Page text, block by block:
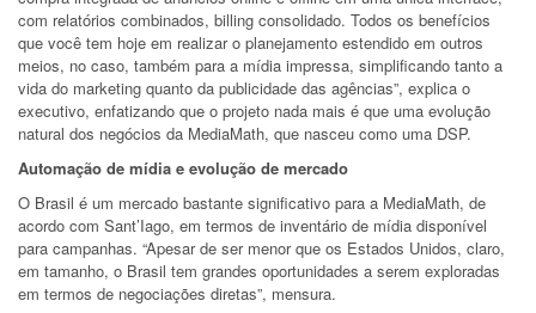
com relatórios combinados, billing consolidado. Todos os benefícios
que você tem hoje em realizar o planejamento estendido em outros
meios, no caso, também para a mídia impressa, simplificando tanto a
vida do marketing quanto da publicidade das agências”, explica o
executivo, enfatizando que o projeto nada mais é que uma evolução
natural dos negócios da MediaMath, que nasceu como uma DSP.
Automação de mídia e evolução de mercado
O Brasil é um mercado bastante significativo para a MediaMath, de
acordo com Sant’Iago, em termos de inventário de mídia disponível
para campanhas. “Apesar de ser menor que os Estados Unidos, claro,
em tamanho, o Brasil tem grandes oportunidades a serem exploradas
em termos de negociações diretas”, mensura.